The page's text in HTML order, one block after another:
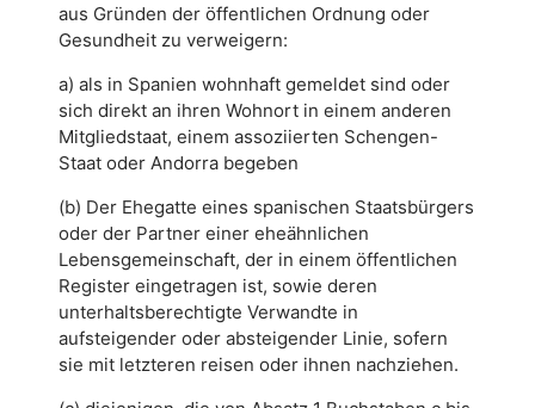
aus Gründen der öffentlichen Ordnung oder
Gesundheit zu verweigern:
a) als in Spanien wohnhaft gemeldet sind oder
sich direkt an ihren Wohnort in einem anderen
Mitgliedstaat, einem assoziierten Schengen-
Staat oder Andorra begeben
(b) Der Ehegatte eines spanischen Staatsbürgers
oder der Partner einer eheähnlichen
Lebensgemeinschaft, der in einem öffentlichen
Register eingetragen ist, sowie deren
unterhaltsberechtigte Verwandte in
aufsteigender oder absteigender Linie, sofern
sie mit letzteren reisen oder ihnen nachziehen.